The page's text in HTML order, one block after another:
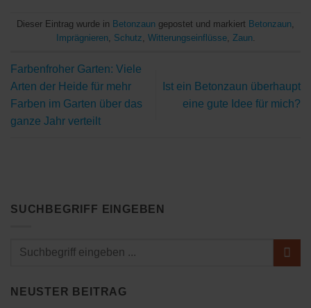
Dieser Eintrag wurde in Betonzaun gepostet und markiert Betonzaun,
Imprägnieren, Schutz, Witterungseinflüsse, Zaun.
Farbenfroher Garten: Viele
Arten der Heide für mehr
Farben im Garten über das
ganze Jahr verteilt
Ist ein Betonzaun überhaupt
eine gute Idee für mich?
SUCHBEGRIFF EINGEBEN
NEUSTER BEITRAG